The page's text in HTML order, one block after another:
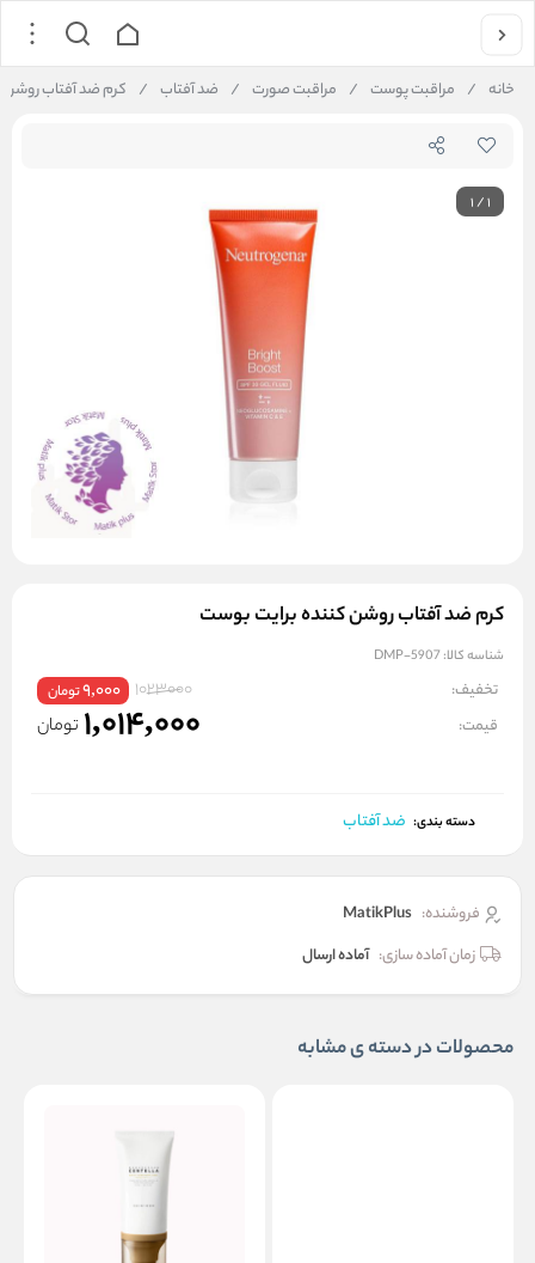
خانه / مراقبت پوست / مراقبت صورت / ضد آفتاب / کرم ضد آفتاب روشن
1/1
کرم ضد آفتاب روشن کننده برایت بوست
شناسه کالا: DMP-5907
تخفیف: 1023000
9,000تومان
قیمت: 1,014,000 تومان
دسته بندی: ضد آفتاب
فروشنده: MatikPlus
زمان آماده سازی: آماده ارسال
محصولات در دسته ی مشابه